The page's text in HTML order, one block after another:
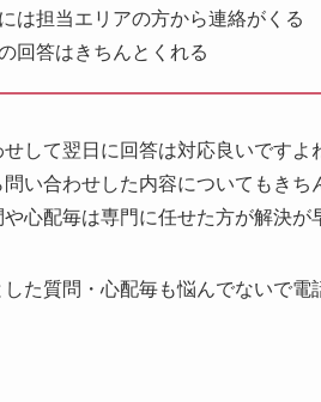
は担当エリアの方から連絡がくる
回答はきちんとくれる
して翌日に回答は対応良いですよ
問い合わせした内容についてもきち
心配毎は専門に任せた方が解決が
た質問・心配毎も悩んでないで